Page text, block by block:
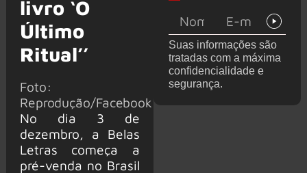
livro ‘O
Último
Ritual’’
Foto:
Reprodução/Facebook
No dia 3 de
dezembro, a Belas
Letras começa a
pré-venda no Brasil
montagem
acelerada
e line-up
completo
confirmad
Suas informações são
tratadas com a máxima
confidencialidade e
segurança.